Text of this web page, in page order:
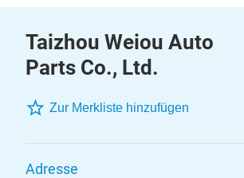
Taizhou Weiou Auto
Parts Co., Ltd.
Zur Merkliste hinzufügen
Adresse